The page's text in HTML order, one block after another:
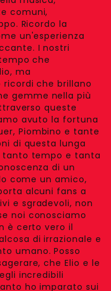
comuni,
Ricordo la
un'esperienza
I nostri
che
ma
che brillano
gemme nella più
queste
avuto la fortuna
Piombino e tante
di questa lunga
tanto tempo e tanta
di un
come un amico,
alcuni fans a
e sgradevoli, non
noi conosciamo
è certo vero il
di irrazionale e
umano. Posso
che Elio e le
incredibili
ho imparato sui